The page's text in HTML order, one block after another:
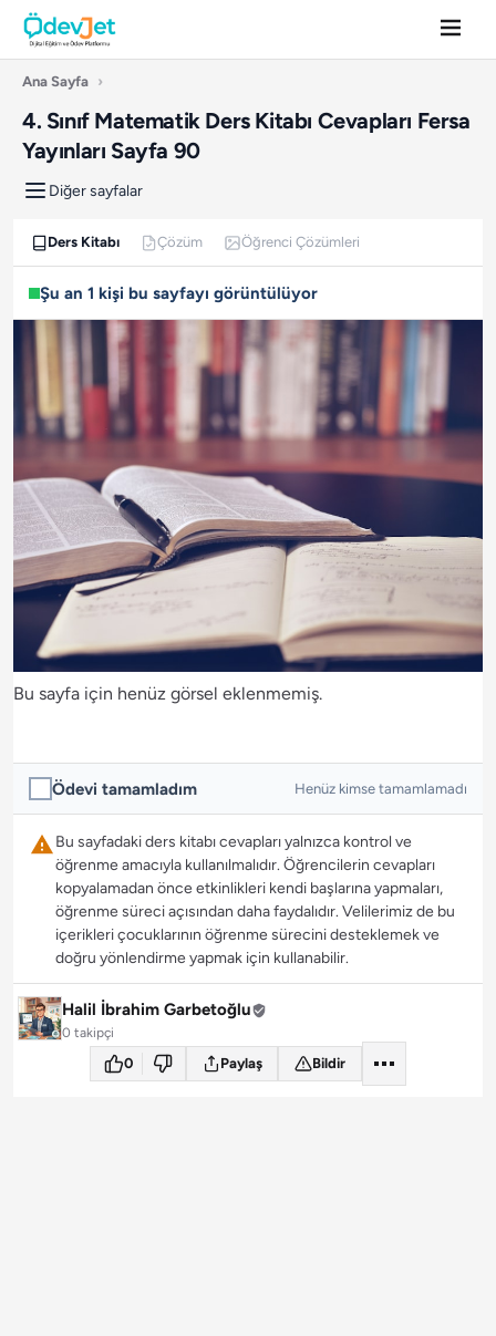
Ana Sayfa ›
4. Sınıf Matematik Ders Kitabı Cevapları Fersa
Yayınları Sayfa 90
Diğer sayfalar
Ders Kitabı Çözüm Öğrenci Çözümleri
Şu an 1 kişi bu sayfayı görüntülüyor
Bu sayfa için henüz görsel eklenmemiş.
Ödevi tamamladım Henüz kimse tamamlamadı
Bu sayfadaki ders kitabı cevapları yalnızca kontrol ve
öğrenme amacıyla kullanılmalıdır. Öğrencilerin cevapları
kopyalamadan önce etkinlikleri kendi başlarına yapmaları,
öğrenme süreci açısından daha faydalıdır. Velilerimiz de bu
içerikleri çocuklarının öğrenme sürecini desteklemek ve
doğru yönlendirme yapmak için kullanabilir.
Halil İbrahim Garbetoğlu
0 takipçi
0 Paylaş Bildir